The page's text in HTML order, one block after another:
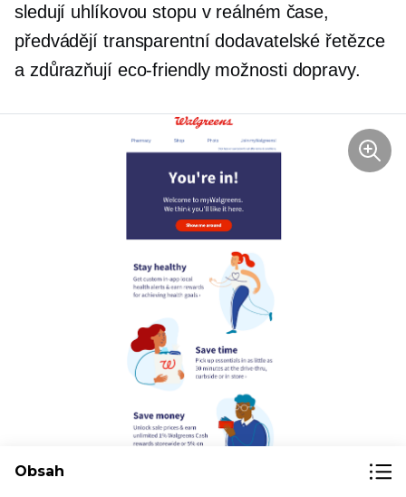
sledují uhlíkovou stopu v reálném čase,
předvádějí transparentní dodavatelské řetězce
a zdůrazňují eco-friendlymožnosti dopravy.
Obsah